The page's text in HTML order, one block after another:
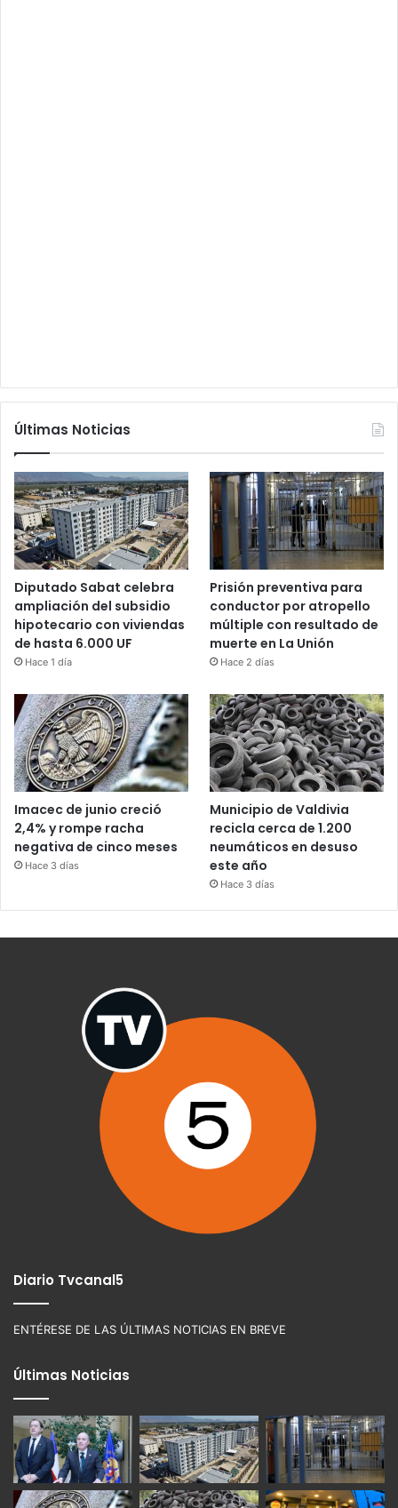
Últimas Noticias
Diputado Sabat celebra
ampliación del subsidio
hipotecario con viviendas
de hasta 6.000 UF
Hace 1 día
Prisión preventiva para
conductor por atropello
múltiple con resultado de
muerte en La Unión
Hace 2 días
Imacec de junio creció
2,4% y rompe racha
negativa de cinco meses
Hace 3 días
Municipio de Valdivia
recicla cerca de 1.200
neumáticos en desuso
este año
Hace 3 días
Diario Tvcanal5
ENTÉRESE DE LAS ÚLTIMAS NOTICIAS EN BREVE
Últimas Noticias